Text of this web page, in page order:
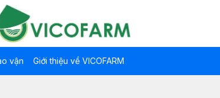
vận Giới thiệu về VICOFARM